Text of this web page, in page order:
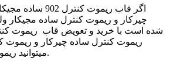
اگر قاب ریموت
چیرکار و ریموت کنترل ساده مجیکار
ریموت کنترل ساده چیرکار و ریموت
میتوانید ریموت کنترل خود را نو کنید.